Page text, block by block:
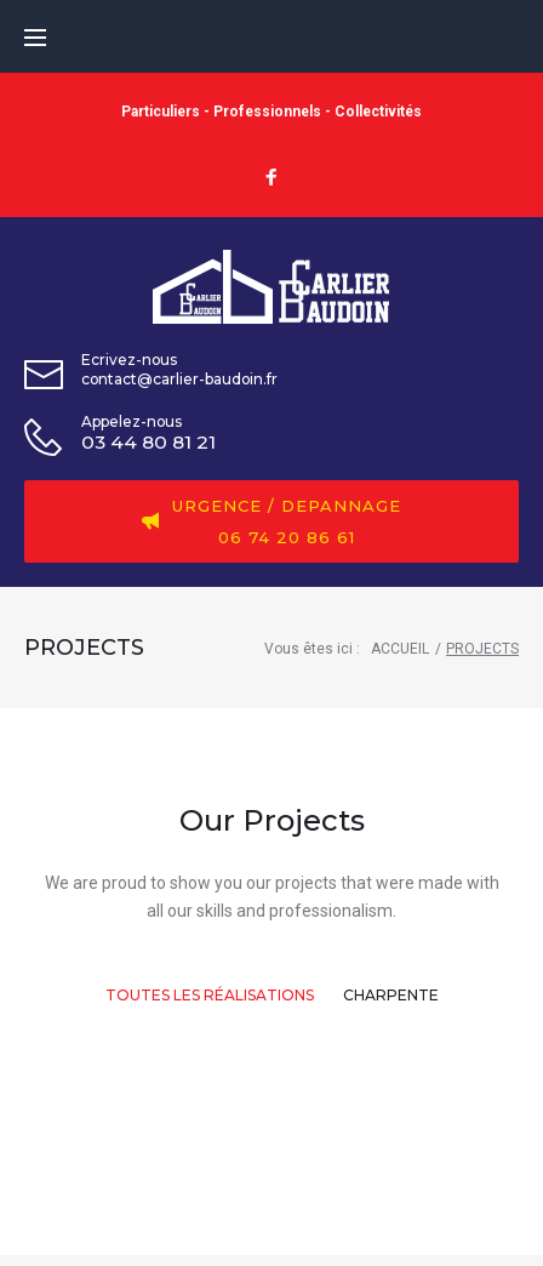
Particuliers - Professionnels - Collectivités
Ecrivez-nous
contact@carlier-baudoin.fr
Appelez-nous
03 44 80 81 21
URGENCE / DEPANNAGE
06 74 20 86 61
PROJECTS Vous êtes ici : ACCUEIL / PROJECTS
Our Projects
We are proud to show you our projects that were made with
all our skills and professionalism.
TOUTES LES RÉALISATIONS CHARPENTE